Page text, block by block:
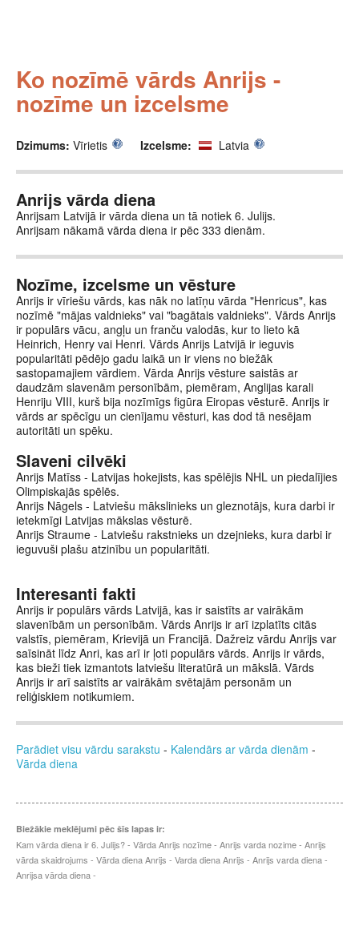
Ko nozīmē vārds Anrijs -
nozīme un izcelsme
Dzimums: Vīrietis Izcelsme: Latvia
Anrijs vārda diena
Anrijsam Latvijā ir vārda diena un tā notiek 6. Julijs.
Anrijsam nākamā vārda diena ir pēc 333 dienām.
Nozīme, izcelsme un vēsture
Anrijs ir vīriešu vārds, kas nāk no latīņu vārda "Henricus", kas
nozīmē "mājas valdnieks" vai "bagātais valdnieks". Vārds Anrijs
ir populārs vācu, angļu un franču valodās, kur to lieto kā
Heinrich, Henry vai Henri. Vārds Anrijs Latvijā ir ieguvis
popularitāti pēdējo gadu laikā un ir viens no biežāk
sastopamajiem vārdiem. Vārda Anrijs vēsture saistās ar
daudzām slavenām personībām, piemēram, Anglijas karali
Henriju VIII, kurš bija nozīmīgs figūra Eiropas vēsturē. Anrijs ir
vārds ar spēcīgu un cienījamu vēsturi, kas dod tā nesējam
autoritāti un spēku.
Slaveni cilvēki
Anrijs Matīss - Latvijas hokejists, kas spēlējis NHL un piedalījies
Olimpiskajās spēlēs.
Anrijs Nāgels - Latviešu mākslinieks un gleznotājs, kura darbi ir
ietekmīgi Latvijas mākslas vēsturē.
Anrijs Straume - Latviešu rakstnieks un dzejnieks, kura darbi ir
ieguvuši plašu atzinību un popularitāti.
Interesanti fakti
Anrijs ir populārs vārds Latvijā, kas ir saistīts ar vairākām
slavenībām un personībām. Vārds Anrijs ir arī izplatīts citās
valstīs, piemēram, Krievijā un Francijā. Dažreiz vārdu Anrijs var
saīsināt līdz Anri, kas arī ir ļoti populārs vārds. Anrijs ir vārds,
kas bieži tiek izmantots latviešu literatūrā un mākslā. Vārds
Anrijs ir arī saistīts ar vairākām svētajām personām un
reliģiskiem notikumiem.
Parādiet visu vārdu sarakstu - Kalendārs ar vārda dienām -
Vārda diena
Biežākie meklējumi pēc šīs lapas ir:
Kam vārda diena ir 6. Julijs? - Vārda Anrijs nozīme - Anrijs varda nozime - Anrijs
vārda skaidrojums - Vārda diena Anrijs - Varda diena Anrijs - Anrijs varda diena -
Anrijsa vārda diena -